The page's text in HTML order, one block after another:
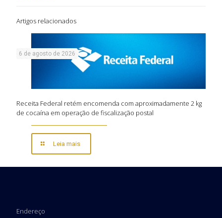
Artigos relacionados
6 de agosto de 2026
Receita Federal retém encomenda com aproximadamente 2 kg
de cocaína em operação de fiscalização postal
Leia mais
Endereço